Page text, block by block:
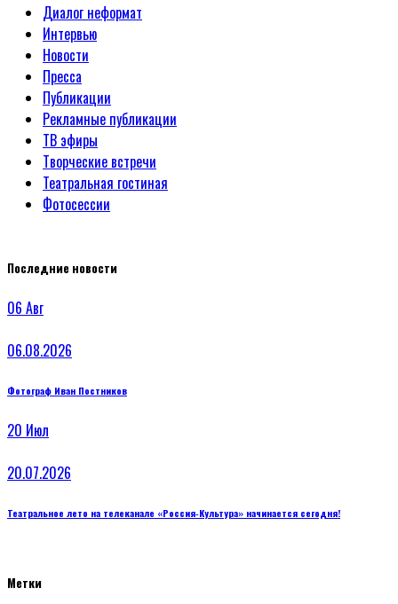
Диалог неформат
Интервью
Новости
Пресса
Публикации
Рекламные публикации
ТВ эфиры
Творческие встречи
Театральная гостиная
Фотосессии
Последние новости
06 Авг
06.08.2026
Фотограф Иван Постников
20 Июл
20.07.2026
Театральное лето на телеканале «Россия‑Культура» начинается сегодня!
Метки